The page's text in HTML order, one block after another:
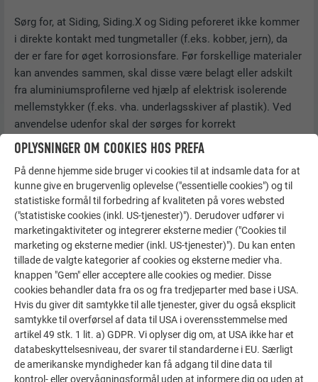
Sørg for, at Siding, Siding.X og Siding peforeret ikke kommer
i direkte kontakt med tungmetaller (f.eks. kobber, jern), da
der er fare for øget korrosionsfare. Før forskellige materialer
kan anvendes sammen, skal disse være belagt eller adskilt
fra aluminiumsprofilerne ved hjælp af elektrisk isolerende
mellemstykker (f.eks. vha. underlagsskiver af plastik). Ved
anvendelse udenfor skal der sørges for korrekt
materialeadskillelse.
Siding, Siding.X og Siding perforeret skal beskyttes mod
skadelige påvirkninger fra andre bygningsdele (f.eks. beton)
eller fra miljøet (korrosive omgivelser, f.eks. tøsalt).
Materialekombination
Landlig
atmosfære
By- eller
industriatmosfære
Sø eller
nærheden
Zink + + +
Rustfrit stål + + +
OPLYSNINGER OM COOKIES HOS PREFA
På denne hjemme side bruger vi cookies til at indsamle data for at
kunne give en brugervenlig oplevelse ("essentielle cookies") og til
statistiske formål til forbedring af kvaliteten på vores websted
("statistiske cookies (inkl. US-tjenester)"). Derudover udfører vi
marketingaktiviteter og integrerer eksterne medier ("Cookies til
marketing og eksterne medier (inkl. US-tjenester)"). Du kan enten
tillade de valgte kategorier af cookies og eksterne medier vha.
knappen "Gem" eller acceptere alle cookies og medier. Disse
cookies behandler data fra os og fra tredjeparter med base i USA.
Hvis du giver dit samtykke til alle tjenester, giver du også eksplicit
samtykke til overførsel af data til USA i overensstemmelse med
artikel 49 stk. 1 lit. a) GDPR. Vi oplyser dig om, at USA ikke har et
databeskyttelsesniveau, der svarer til standarderne i EU. Særligt
de amerikanske myndigheder kan få adgang til dine data til
kontrol- eller overvågningsformål uden at informere dig og uden at